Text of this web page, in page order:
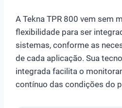
A Tekna TPR 800 vem sem
flexibilidade para ser
sistemas, conforme as
de cada aplicação. Sua
integrada facilita o
contínuo das condições do